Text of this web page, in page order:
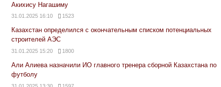
Акихису Нагашиму
31.01.2025 16:10 1523
Казахстан определился с окончательным списком потенциальных
строителей АЭС
31.01.2025 15:20 1800
Али Алиева назначили ИО главного тренера сборной Казахстана по
футболу
31.01.2025 13:30 1597